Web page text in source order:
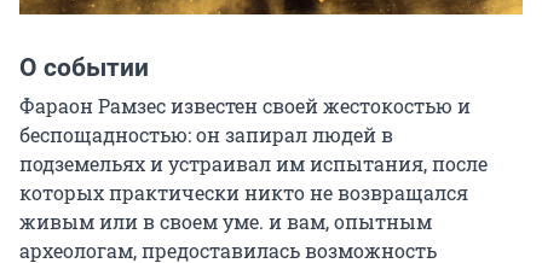
О событии
Фараон Рамзес известен своей жестокостью и
беспощадностью: он запирал людей в
подземельях и устраивал им испытания, после
которых практически никто не возвращался
живым или в своем уме. и вам, опытным
археологам, предоставилась возможность